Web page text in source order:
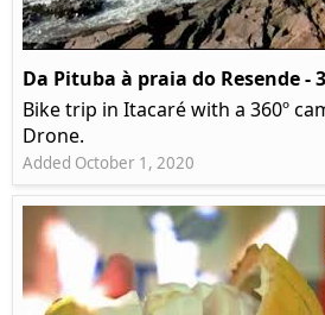
Da Pituba à praia do Resende -
Bike trip in Itacaré with a 360º
Drone.
Added October 1, 2020